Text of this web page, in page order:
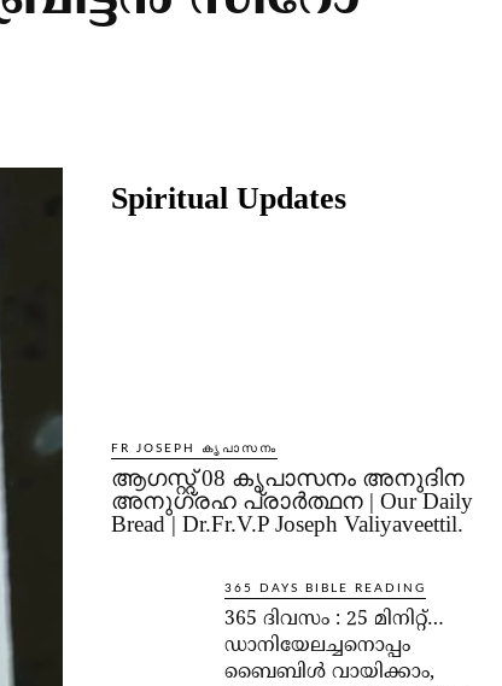
Spiritual Updates
FR JOSEPH കൃപാസനം
ആഗസ്റ്റ് 08 കൃപാസനം അനുദിന
അനുഗ്രഹ പ്രാർത്ഥന | Our Daily
Bread | Dr.Fr.V.P Joseph Valiyaveettil.
365 DAYS BIBLE READING
365 ദിവസം : 25 മിനിറ്റ്…
ഡാനിയേലച്ചനൊപ്പം
ബൈബിൾ വായിക്കാം,